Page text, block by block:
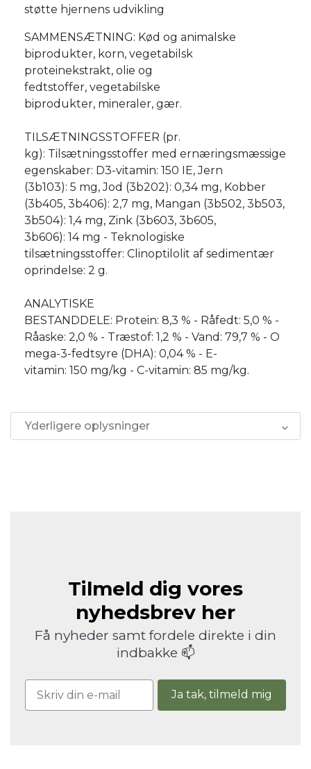
støtte hjernens udvikling
SAMMENSÆTNING: Kød og animalske
biprodukter, korn, vegetabilsk
proteinekstrakt, olie og
fedtstoffer, vegetabilske
biprodukter, mineraler, gær.
TILSÆTNINGSSTOFFER (pr.
kg): Tilsætningsstoffer med ernæringsmæssige
egenskaber: D3-vitamin: 150 IE, Jern
(3b103): 5 mg, Jod (3b202): 0,34 mg, Kobber
(3b405, 3b406): 2,7 mg, Mangan (3b502, 3b503,
3b504): 1,4 mg, Zink (3b603, 3b605,
3b606): 14 mg - Teknologiske
tilsætningsstoffer: Clinoptilolit af sedimentær
oprindelse: 2 g.
ANALYTISKE
BESTANDDELE: Protein: 8,3 % - Råfedt: 5,0 % -
Råaske: 2,0 % - Træstof: 1,2 % - Vand: 79,7 % - O
mega-3-fedtsyre (DHA): 0,04 % - E-
vitamin: 150 mg/kg - C-vitamin: 85 mg/kg.
Yderligere oplysninger
Tilmeld dig vores
nyhedsbrev her
Få nyheder samt fordele direkte i din
indbakke 📫
Ja tak, tilmeld mig